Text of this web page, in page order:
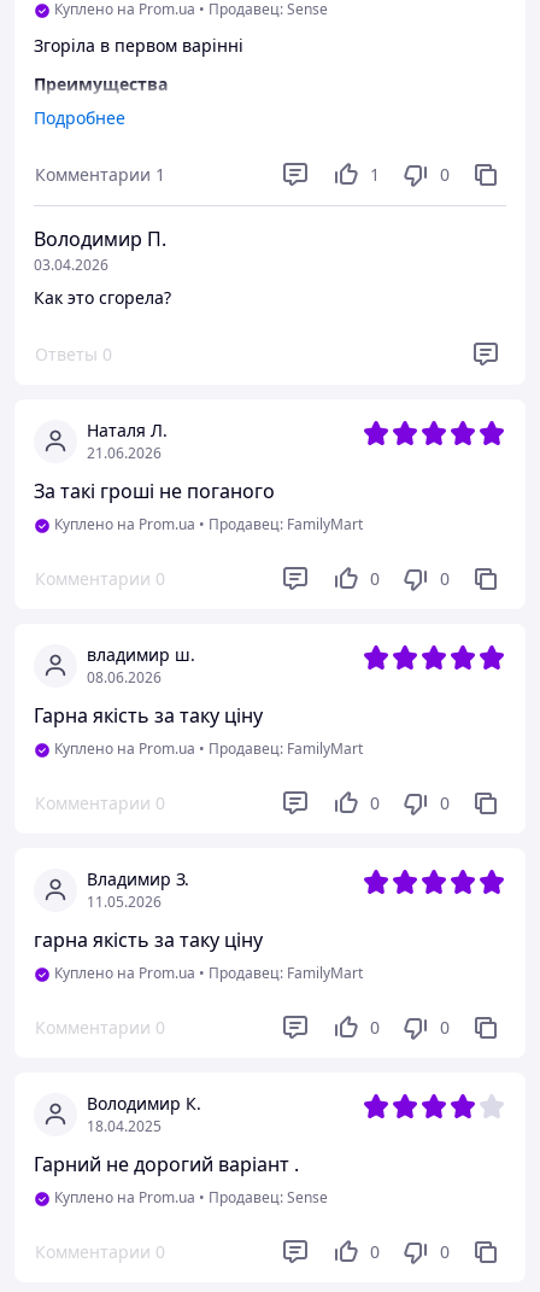
Куплено на Prom.ua • Продавец: Sense
Згоріла в первом варінні
Преимущества
Нічого
Всі
Подробнее
Комментарии 1 1 0
Володимир П.
03.04.2026
Как это сгорела?
Ответы 0
Наталя Л.
21.06.2026
За такі гроші не поганого
Куплено на Prom.ua • Продавец: FamilyMart
Комментарии 0 0 0
владимир ш.
08.06.2026
Гарна якість за таку ціну
Куплено на Prom.ua • Продавец: FamilyMart
Комментарии 0 0 0
Владимир З.
11.05.2026
гарна якість за таку ціну
Куплено на Prom.ua • Продавец: FamilyMart
Комментарии 0 0 0
Володимир К.
18.04.2025
Гарний не дорогий варіант .
Куплено на Prom.ua • Продавец: Sense
Комментарии 0 0 0